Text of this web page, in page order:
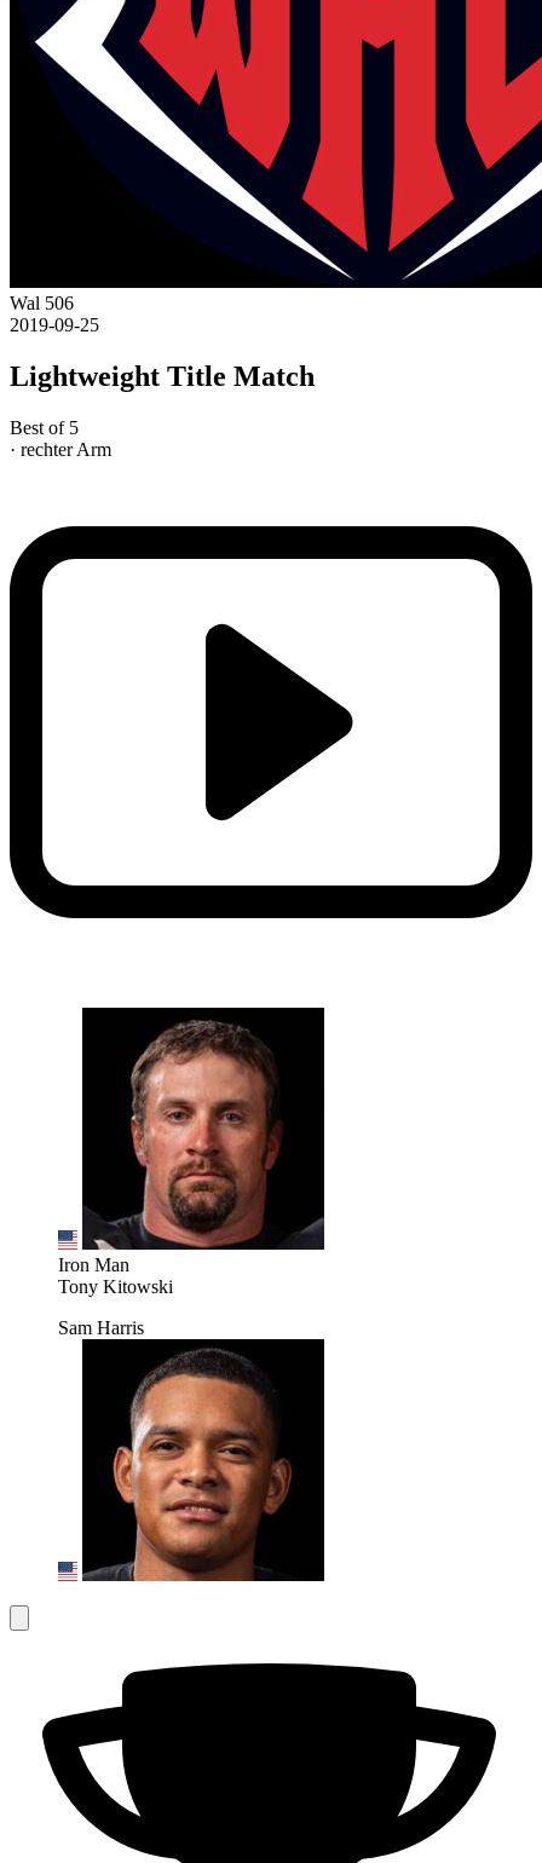
Wal 506
2019-09-25
Lightweight Title Match
Best of 5
· rechter Arm
Iron Man
Tony Kitowski
Sam Harris